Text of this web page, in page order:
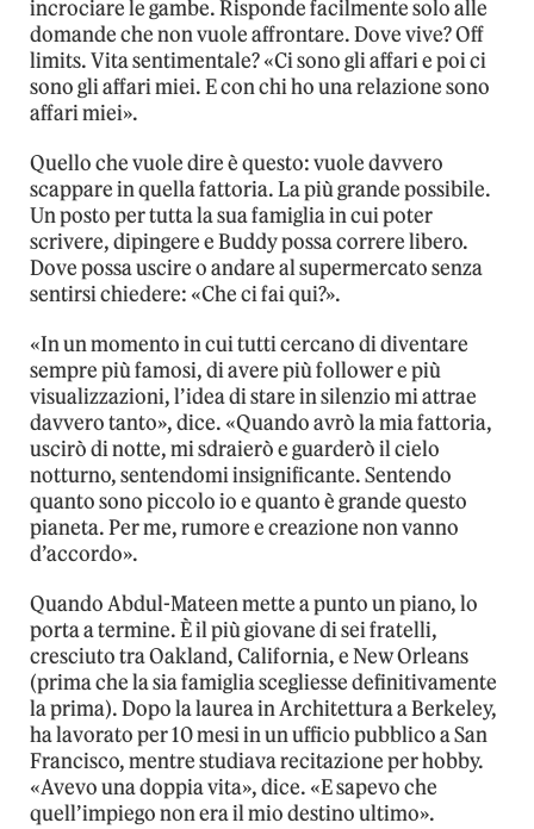
incrociare le gambe. Risponde facilmente solo alle
domande che non vuole affrontare. Dove vive? Off
limits. Vita sentimentale? «Ci sono gli affari e poi ci
sono gli affari miei. E con chi ho una relazione sono
affari miei».
Quello che vuole dire è questo: vuole davvero
scappare in quella fattoria. La più grande possibile.
Un posto per tutta la sua famiglia in cui poter
scrivere, dipingere e Buddy possa correre libero.
Dove possa uscire o andare al supermercato senza
sentirsi chiedere: «Che ci fai qui?».
«In un momento in cui tutti cercano di diventare
sempre più famosi, di avere più follower e più
visualizzazioni, l’idea di stare in silenzio mi attrae
davvero tanto», dice. «Quando avrò la mia fattoria,
uscirò di notte, mi sdraierò e guarderò il cielo
notturno, sentendomi insignificante. Sentendo
quanto sono piccolo io e quanto è grande questo
pianeta. Per me, rumore e creazione non vanno
d’accordo».
Quando Abdul-Mateen mette a punto un piano, lo
porta a termine. È il più giovane di sei fratelli,
cresciuto tra Oakland, California, e New Orleans
(prima che la sia famiglia scegliesse definitivamente
la prima). Dopo la laurea in Architettura a Berkeley,
ha lavorato per 10 mesi in un ufficio pubblico a San
Francisco, mentre studiava recitazione per hobby.
«Avevo una doppia vita», dice. «E sapevo che
quell’impiego non era il mio destino ultimo».